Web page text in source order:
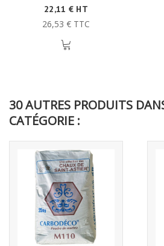
22,11 € HT
26,53 € TTC
30 AUTRES PRODUITS
CATÉGORIE :